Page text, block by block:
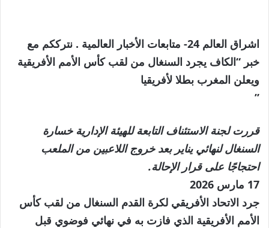
اشراق العالم 24- متابعات الأخبار العالمية . نترككم مع
خبر “الكاف يجرد السنغال من لقب كأس الأمم الأفريقية
ويعلن المغرب بطلا لأفريقيا
”
قررت لجنة الاستئناف التابعة للهيئة الإدارية خسارة
السنغال لنهائي يناير بعد خروج اللاعبين من الملعب
احتجاجًا على قرار الإحالة.
تم
النشر
بتاريخ
17 مارس 2026
جرد الاتحاد الأفريقي لكرة القدم السنغال من لقب كأس
الأمم الأفريقية الذي فازت به في نهائي فوضوي قبل